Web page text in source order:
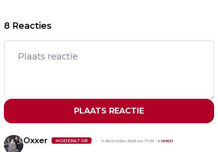
8 Reacties
PLAATS REACTIE
Oxxer MODERATOR 11 december 2023 om 17:29 +189531